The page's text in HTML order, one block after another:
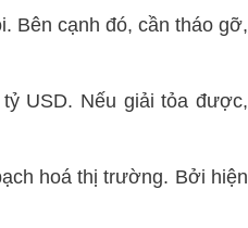
Bên cạnh đó, cần tháo gỡ,
USD. Nếu giải tỏa được,
hoá thị trường. Bởi hiện